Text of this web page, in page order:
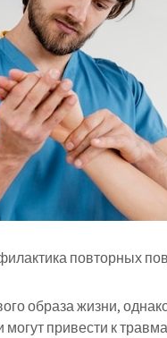
повторных
образа жизни,
привести к